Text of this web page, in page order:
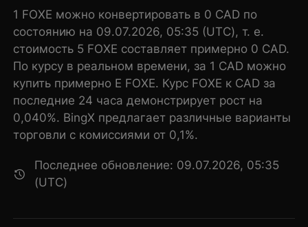
1 FOXE можно конвертировать в 0 CAD по
состоянию на 09.07.2026, 05:35 (UTC), т. е.
стоимость 5 FOXE составляет примерно 0 CAD.
По курсу в реальном времени, за 1 CAD можно
купить примерно E FOXE. Курс FOXE к CAD за
последние 24 часа демонстрирует рост на
0,040%. BingX предлагает различные варианты
торговли с комиссиями от 0,1%.
Последнее обновление: 09.07.2026, 05:35
(UTC)